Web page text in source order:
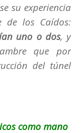
su experiencia
de los Caídos:
uno o dos, y
que por
del túnel
como mano